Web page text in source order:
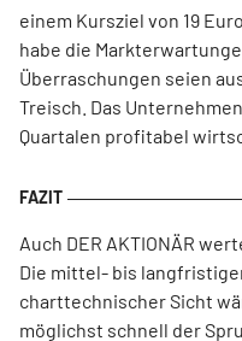
einem Kursziel von 19
habe die
Überraschungen seien
Treisch. Das
Quartalen profitabel
Auch DER AKTIONÄR
Die mittel- bis
charttechnischer Sicht
möglichst schnell der